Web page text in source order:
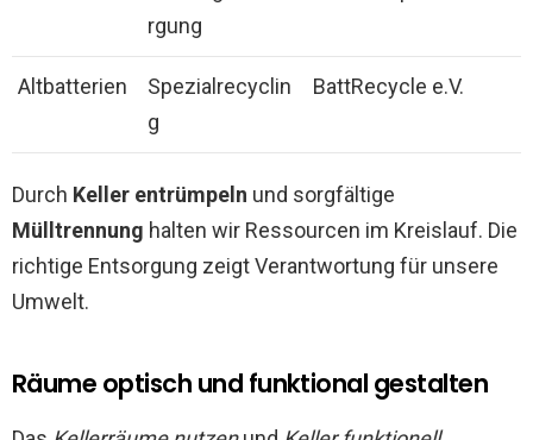
rgung
Altbatterien
Spezialrecyclin
g
BattRecycle e.V.
Durch Keller entrümpeln und sorgfältige
Mülltrennung halten wir Ressourcen im Kreislauf. Die
richtige Entsorgung zeigt Verantwortung für unsere
Umwelt.
Räume optisch und funktional gestalten